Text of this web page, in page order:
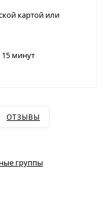
картой или
15 минут
ОТЗЫВЫ
группы